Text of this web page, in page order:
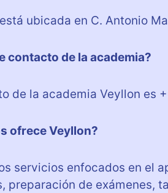
ubicada en C. Antonio
contacto de la academia?
de la academia Veyllon es
ofrece Veyllon?
servicios enfocados en el
preparación de exámenes,